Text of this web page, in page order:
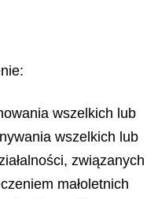
wszelkich lub
wszelkich lub
związanych
małoletnich